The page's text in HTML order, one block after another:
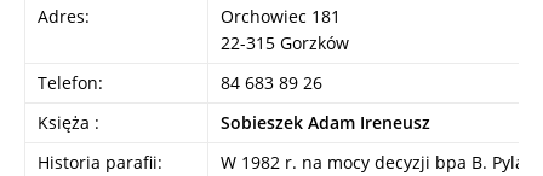
Adres:
Orchowiec 181
22-315 Gorzków
Telefon:
84 683 89 26
Księża :
Sobieszek Adam Ireneusz
Historia parafii:
W 1982 r. na mocy decyzji bpa B.